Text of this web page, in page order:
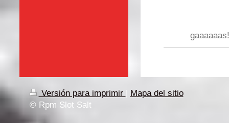
Versión para imprimir | Mapa del sitio
© Rpm Slot Salt